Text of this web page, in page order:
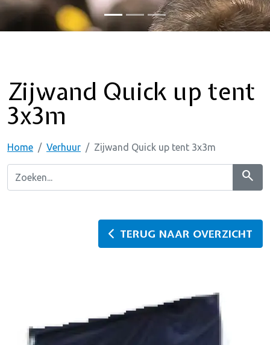
Zijwand Quick up tent
3x3m
Home Verhuur Zijwand Quick up tent 3x3m
search
TERUG NAAR OVERZICHT